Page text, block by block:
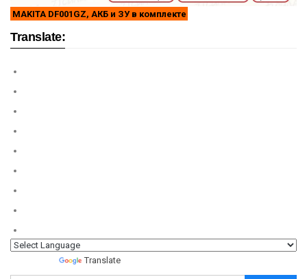
MAKITA DF001GZ, АКБ и ЗУ в комплекте
Translate:
Translate